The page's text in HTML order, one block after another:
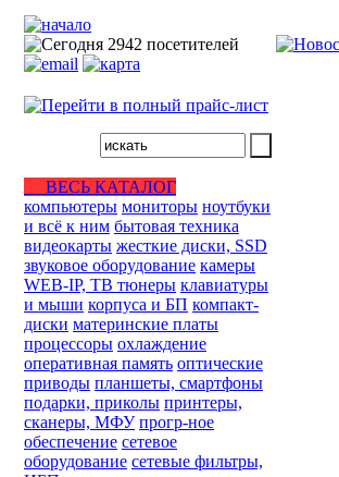
ВЕСЬ КАТАЛОГ
компьютеры мониторы ноутбуки
и всё к ним бытовая техника
видеокарты жесткие диски, SSD
звуковое оборудование камеры
WEB-IP, ТВ тюнеры клавиатуры
и мыши корпуса и БП компакт-
диски материнские платы
процессоры охлаждение
оперативная память оптические
приводы планшеты, смартфоны
подарки, приколы принтеры,
сканеры, МФУ прогр-ное
обеспечение сетевое
оборудование сетевые фильтры,